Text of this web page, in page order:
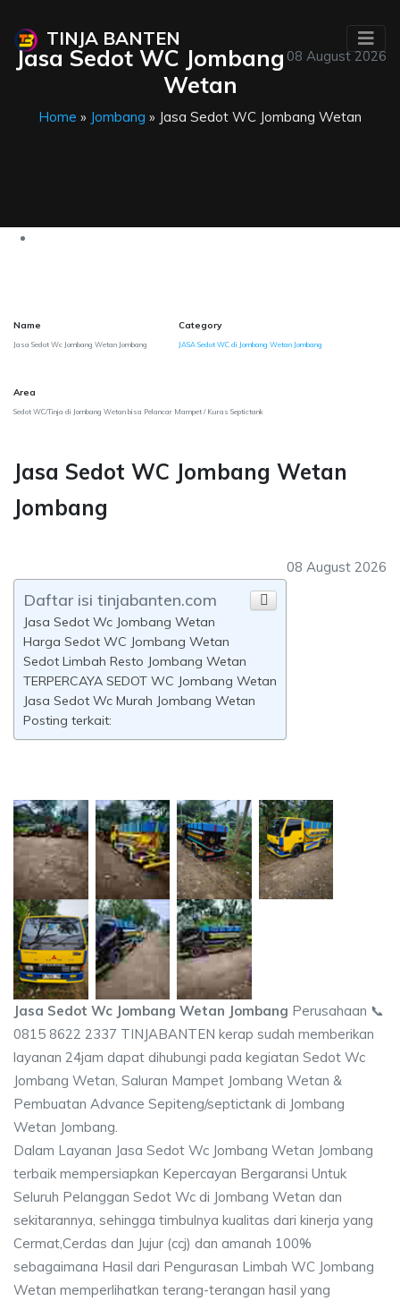
TINJA BANTEN
08 August 2026
Jasa Sedot WC Jombang
Wetan
Home » Jombang » Jasa Sedot WC Jombang Wetan
Name
Jasa Sedot Wc Jombang Wetan Jombang
Category
JASA Sedot WC di Jombang Wetan Jombang
Area
Sedot WC/Tinja di Jombang Wetan bisa Pelancar Mampet / Kuras Septictank
Jasa Sedot WC Jombang Wetan
Jombang
08 August 2026
Daftar isi tinjabanten.com
Jasa Sedot Wc Jombang Wetan
Harga Sedot WC Jombang Wetan
Sedot Limbah Resto Jombang Wetan
TERPERCAYA SEDOT WC Jombang Wetan
Jasa Sedot Wc Murah Jombang Wetan
Posting terkait:
Jasa Sedot Wc Jombang Wetan Jombang Perusahaan 📞
0815 8622 2337 TINJABANTEN kerap sudah memberikan
layanan 24jam dapat dihubungi pada kegiatan Sedot Wc
Jombang Wetan, Saluran Mampet Jombang Wetan &
Pembuatan Advance Sepiteng/septictank di Jombang
Wetan Jombang.
Dalam Layanan Jasa Sedot Wc Jombang Wetan Jombang
terbaik mempersiapkan Kepercayan Bergaransi Untuk
Seluruh Pelanggan Sedot Wc di Jombang Wetan dan
sekitarannya, sehingga timbulnya kualitas dari kinerja yang
Cermat,Cerdas dan Jujur (ccj) dan amanah 100%
sebagaimana Hasil dari Pengurasan Limbah WC Jombang
Wetan memperlihatkan terang-terangan hasil yang